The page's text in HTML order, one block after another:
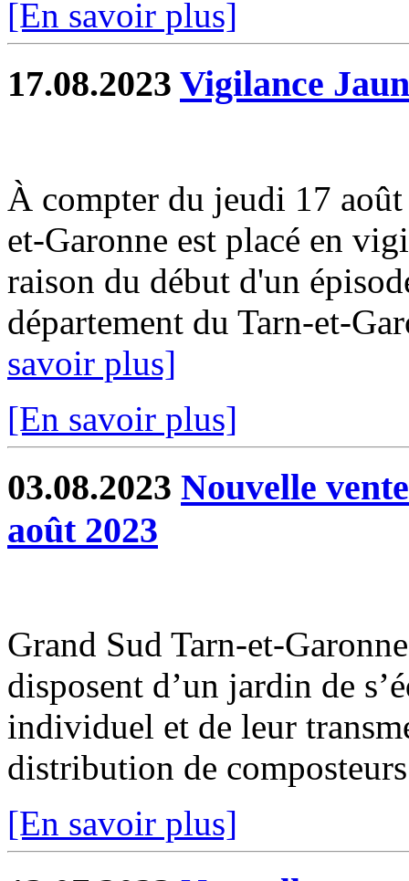
[En savoir plus]
17.08.2023 Vigilance
À compter du jeudi 17
et-Garonne est placé en
raison du début d'un
département du Tarn-et-
savoir plus]
[En savoir plus]
03.08.2023 Nouvelle
août 2023
Grand Sud Tarn-et-
disposent d’un jardin de
individuel et de leur
distribution de
[En savoir plus]